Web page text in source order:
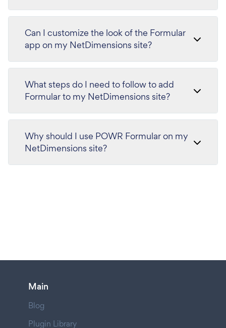
Can I customize the look of the Formular
app on my NetDimensions site?
What steps do I need to follow to add
Formular to my NetDimensions site?
Why should I use POWR Formular on my
NetDimensions site?
Main
Blog
Plugin Library